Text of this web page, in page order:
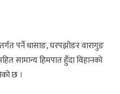
पर्ने थासाङ, घरपझोङर वारागुङ
सामान्य हिमपात हुँदा विहानको
छ ।